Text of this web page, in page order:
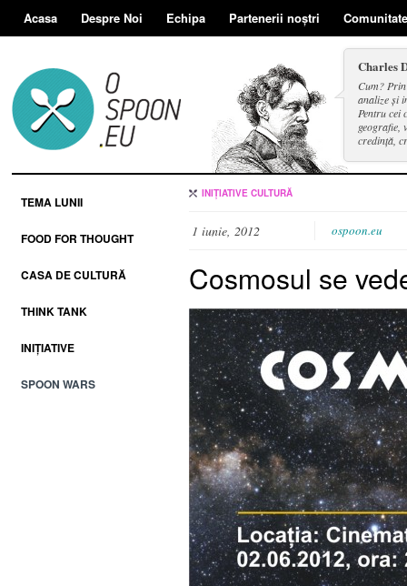
Acasa Despre Noi Echipa Partenerii noștri
Charles
Cum?
analize și
Pentru cei
geografie,
credință,
TEMA LUNII
FOOD FOR THOUGHT
CASA DE CULTURĂ
THINK TANK
INIȚIATIVE
SPOON WARS
INIȚIATIVE CULTURĂ
1 iunie, 2012 ospoon.eu
Cosmosul se